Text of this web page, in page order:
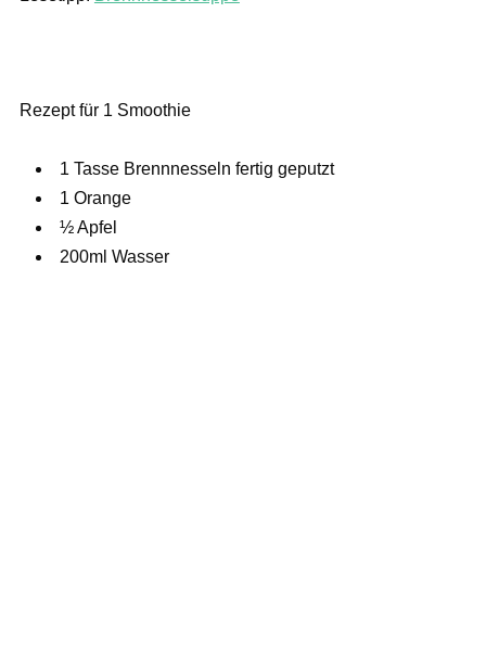
Rezept für 1 Smoothie
1 Tasse Brennnesseln fertig geputzt
1 Orange
½ Apfel
200ml Wasser